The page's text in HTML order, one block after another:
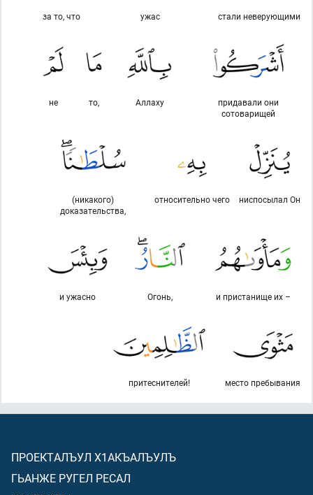
стали неверующими
ужас
за то, что
придавали они
сотоварищей
Аллаху
то,
не
ниспосылал Он
относительно чего
(никакого)
доказательства,
и пристанище их –
Огонь,
и ужасно
место пребывания
притеснителей!
ПРОЕКТАЛЪУЛ Х1АКЪАЛЪУЛЪ
ГЬАНЖЕ РУГЕЛ РЕСАЛ